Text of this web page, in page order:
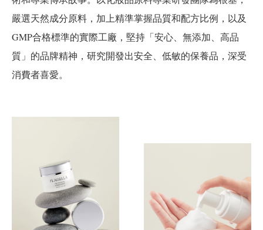
嚴選天然成分原料，加上精準掌握品質和配方比例，以及
GMP合格標準的實際工廠，堅持「安心、無添加、高品
質」的品牌精神，研究開發出安全、低敏的保養品，深受
消費者喜愛。